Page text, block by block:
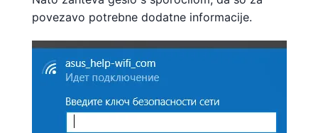
povezavo potrebne dodatne informacije.